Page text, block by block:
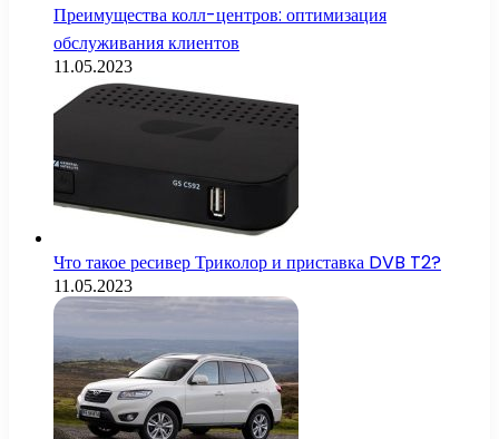
Преимущества колл-центров: оптимизация
обслуживания клиентов
11.05.2023
Что такое ресивер Триколор и приставка DVB T2?
11.05.2023